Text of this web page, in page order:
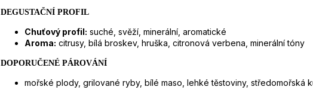
DEGUSTAČNÍ PROFIL
Chuťový profil: suché, svěží, minerální, aromatické
Aroma: citrusy, bílá broskev, hruška, citronová verbena, minerální tóny
DOPORUČENÉ PÁROVÁNÍ
mořské plody, grilované ryby, bílé maso, lehké těstoviny, středomořská